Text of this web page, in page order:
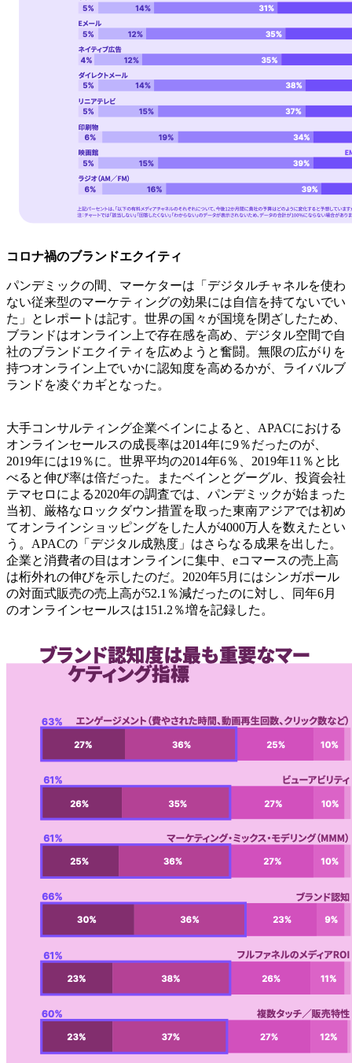
コロナ禍のブランドエクイティ
パンデミックの間、マーケターは「デジタルチャネルを使わ
ない従来型のマーケティングの効果には自信を持てないでい
た」とレポートは記す。世界の国々が国境を閉ざしたため、
ブランドはオンライン上で存在感を高め、デジタル空間で自
社のブランドエクイティを広めようと奮闘。無限の広がりを
持つオンライン上でいかに認知度を高めるかが、ライバルブ
ランドを凌ぐカギとなった。
大手コンサルティング企業ベインによると、APACにおける
オンラインセールスの成長率は2014年に9％だったのが、
2019年には19％に。世界平均の2014年6％、2019年11％と比
べると伸び率は倍だった。またベインとグーグル、投資会社
テマセロによる2020年の調査では、パンデミックが始まった
当初、厳格なロックダウン措置を取った東南アジアでは初め
てオンラインショッピングをした人が4000万人を数えたとい
う。APACの「デジタル成熟度」はさらなる成果を出した。
企業と消費者の目はオンラインに集中、eコマースの売上高
は桁外れの伸びを示したのだ。2020年5月にはシンガポール
の対面式販売の売上高が52.1％減だったのに対し、同年6月
のオンラインセールスは151.2％増を記録した。